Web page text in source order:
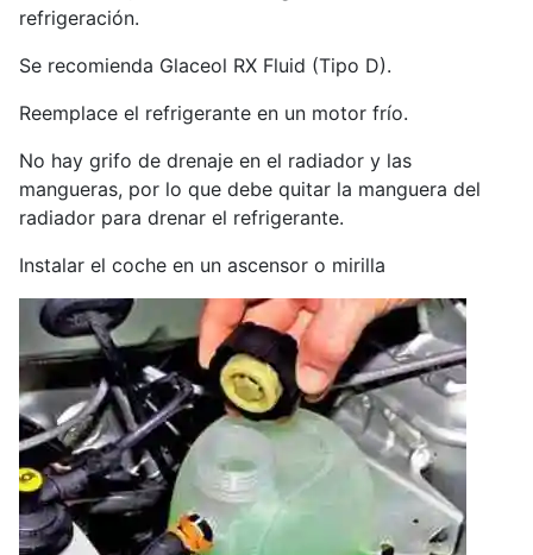
refrigeración.
Se recomienda Glaceol RX Fluid (Tipo D).
Reemplace el refrigerante en un motor frío.
No hay grifo de drenaje en el radiador y las
mangueras, por lo que debe quitar la manguera del
radiador para drenar el refrigerante.
Instalar el coche en un ascensor o mirilla